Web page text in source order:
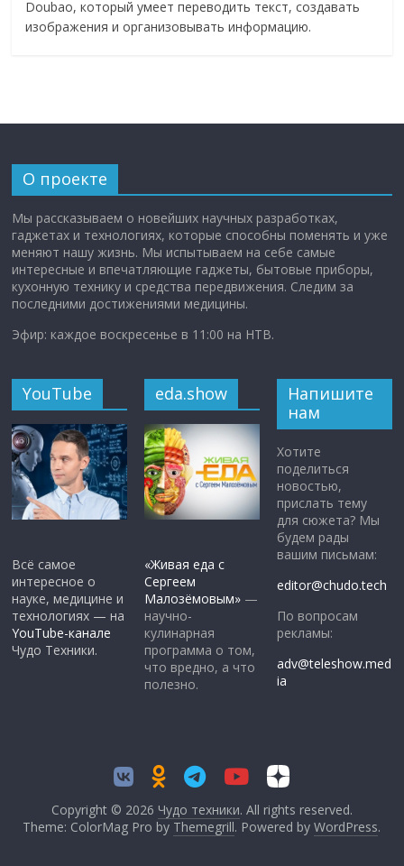
Doubao, который умеет переводить текст, создавать
изображения и организовывать информацию.
О проекте
Мы рассказываем о новейших научных разработках,
гаджетах и технологиях, которые способны поменять и уже
меняют нашу жизнь. Мы испытываем на себе самые
интересные и впечатляющие гаджеты, бытовые приборы,
кухонную технику и средства передвижения. Следим за
последними достижениями медицины.
Эфир: каждое воскресенье в 11:00 на НТВ.
YouTube
Всё самое
интересное о
науке, медицине и
технологиях — на
YouTube-канале
Чудо Техники.
eda.show
«Живая еда с
Сергеем
Малозёмовым» —
научно-
кулинарная
программа о том,
что вредно, а что
полезно.
Напишите
нам
Хотите
поделиться
новостью,
прислать тему
для сюжета? Мы
будем рады
вашим письмам:
editor@chudo.tech
По вопросам
рекламы:
adv@teleshow.med
ia
Copyright © 2026 Чудо техники. All rights reserved.
Theme: ColorMag Pro by Themegrill. Powered byWordPress.